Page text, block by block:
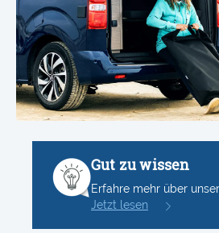
Gut zu wissen
Erfahre mehr über
Jetzt lesen